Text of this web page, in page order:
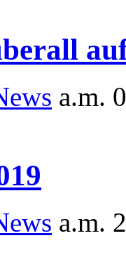
a.m.
a.m.